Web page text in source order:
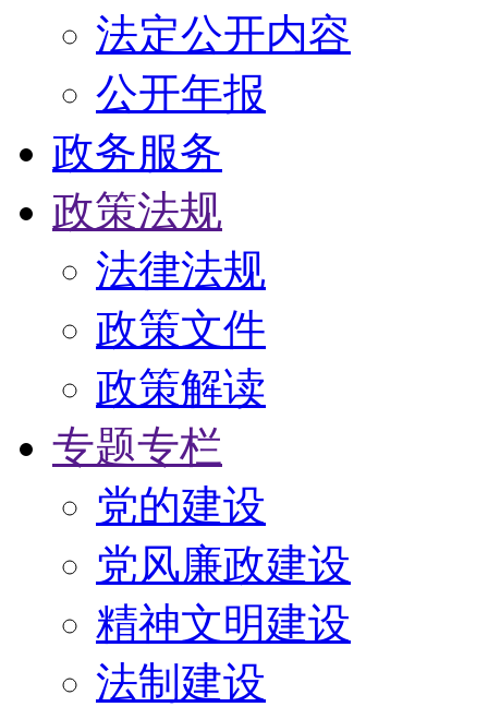
法定公开内容
公开年报
政务服务
政策法规
法律法规
政策文件
政策解读
专题专栏
党的建设
党风廉政建设
精神文明建设
法制建设